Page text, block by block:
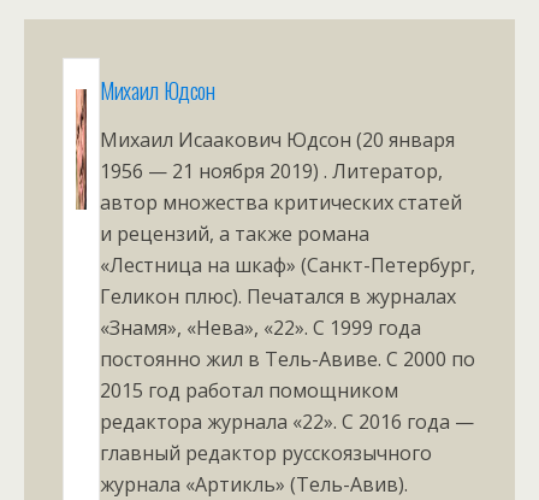
Михаил Юдсон
Михаил Исаакович Юдсон (20 января
1956 — 21 ноября 2019) . Литератор,
автор множества критических статей
и рецензий, а также романа
«Лестница на шкаф» (Санкт-Петербург,
Геликон плюс). Печатался в журналах
«Знамя», «Нева», «22». С 1999 года
постоянно жил в Тель-Авиве. С 2000 по
2015 год работал помощником
редактора журнала «22». С 2016 года —
главный редактор русскоязычного
журнала «Артикль» (Тель-Авив).